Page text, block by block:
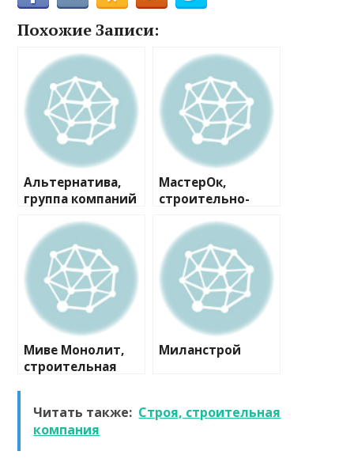
Похожие Записи:
Альтернатива,
группа компаний
МастерОк,
строительно-
компания
Миве Монолит,
строительная
Миланстрой
Читать также: Строя, строительная
компания